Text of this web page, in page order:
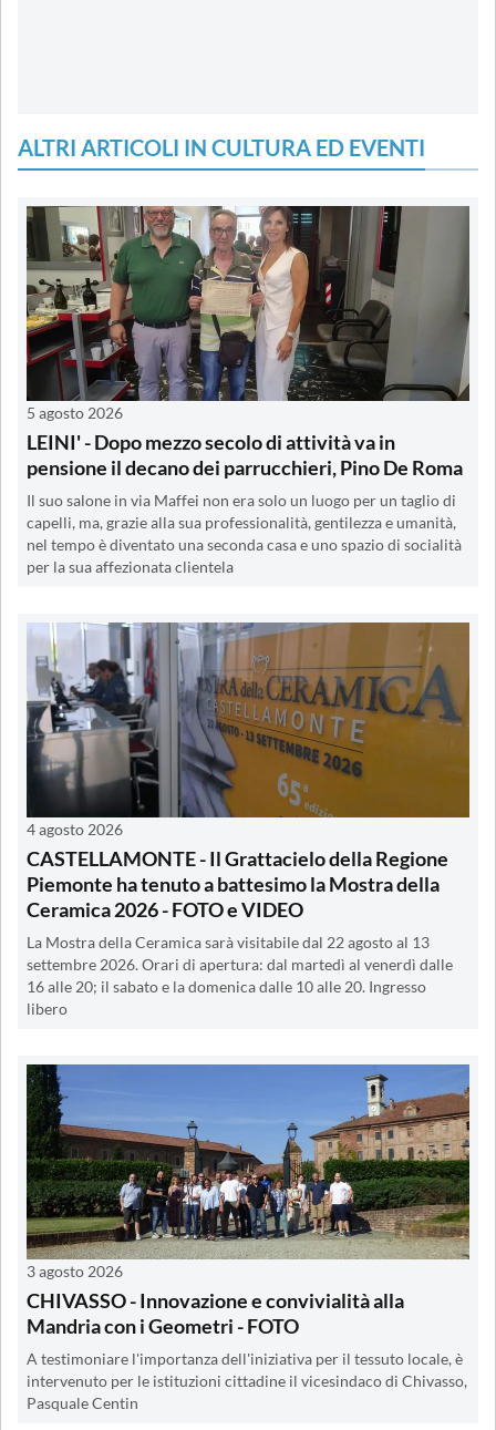
ALTRI ARTICOLI IN CULTURA ED EVENTI
5 agosto 2026
LEINI' - Dopo mezzo secolo di attività va in
pensione il decano dei parrucchieri, Pino De Roma
Il suo salone in via Maffei non era solo un luogo per un taglio di
capelli, ma, grazie alla sua professionalità, gentilezza e umanità,
nel tempo è diventato una seconda casa e uno spazio di socialità
per la sua affezionata clientela
4 agosto 2026
CASTELLAMONTE - Il Grattacielo della Regione
Piemonte ha tenuto a battesimo la Mostra della
Ceramica 2026 - FOTO e VIDEO
La Mostra della Ceramica sarà visitabile dal 22 agosto al 13
settembre 2026. Orari di apertura: dal martedì al venerdì dalle
16 alle 20; il sabato e la domenica dalle 10 alle 20. Ingresso
libero
3 agosto 2026
CHIVASSO - Innovazione e convivialità alla
Mandria con i Geometri - FOTO
A testimoniare l'importanza dell'iniziativa per il tessuto locale, è
intervenuto per le istituzioni cittadine il vicesindaco di Chivasso,
Pasquale Centin